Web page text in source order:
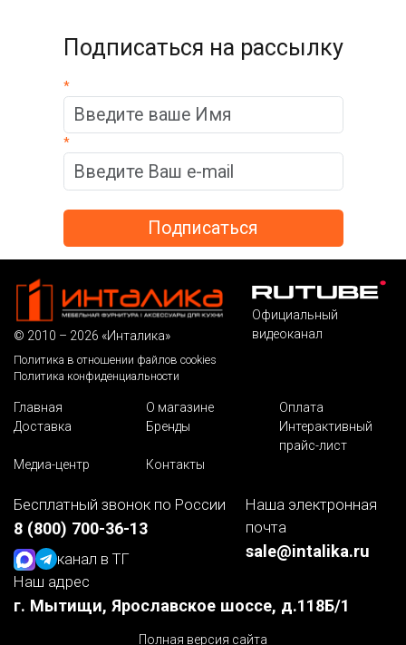
Подписаться на рассылку
*
*
© 2010 – 2026 «Инталика»
Политика в отношении файлов cookies
Политика конфиденциальности
Официальный
видеоканал
Главная О магазине
Оплата
Доставка
Бренды
Интерактивный
прайс-лист
Медиа-центр
Контакты
Бесплатный звонок по России
8 (800) 700-36-13
канал в ТГ
Наша электронная
почта
sale@intalika.ru
Наш адрес
г. Мытищи, Ярославское шоссе, д.118Б/1
Полная версия сайта